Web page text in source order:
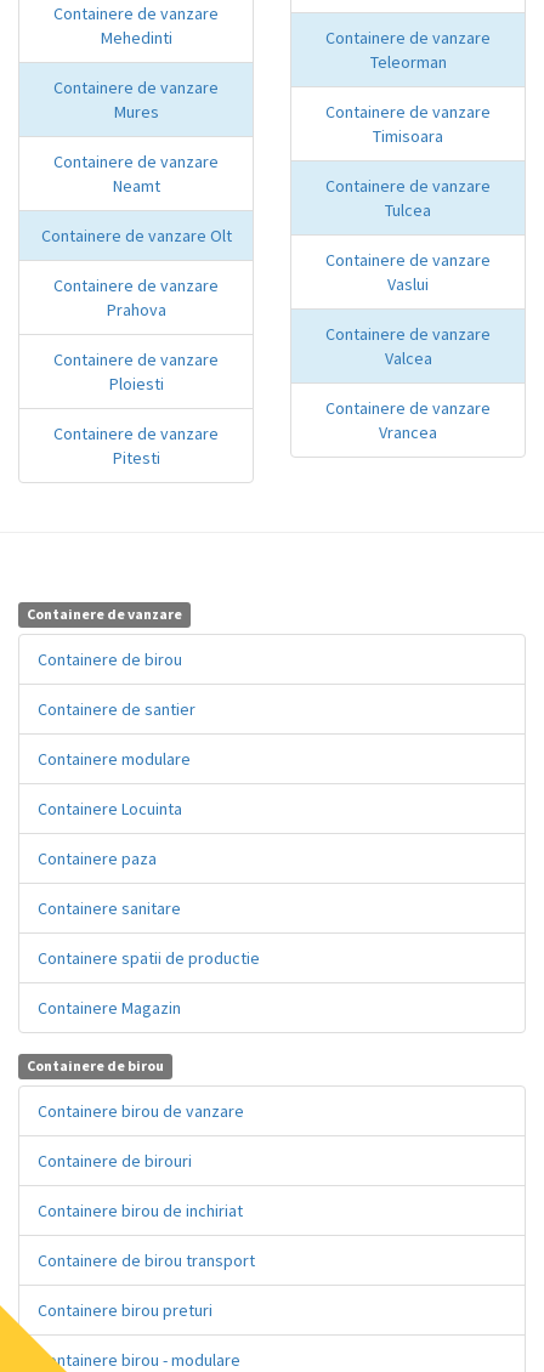
Containere de vanzare
Mehedinti
Containere de vanzare
Mures
Containere de vanzare
Neamt
Containere de vanzare Olt
Containere de vanzare
Prahova
Containere de vanzare
Ploiesti
Containere de vanzare
Pitesti
Containere de vanzare
Teleorman
Containere de vanzare
Timisoara
Containere de vanzare
Tulcea
Containere de vanzare
Vaslui
Containere de vanzare
Valcea
Containere de vanzare
Vrancea
Containere de vanzare
Containere de birou
Containere de santier
Containere modulare
Containere Locuinta
Containere paza
Containere sanitare
Containere spatii de productie
Containere Magazin
Containere de birou
Containere birou de vanzare
Containere de birouri
Containere birou de inchiriat
Containere de birou transport
Containere birou preturi
Containere birou - modulare